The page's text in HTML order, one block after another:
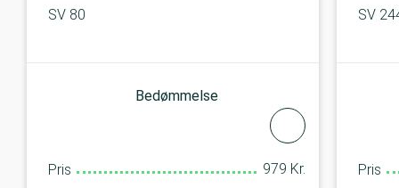
SV 80
Bedømmelse
Pris 979 Kr.
SV
Pris